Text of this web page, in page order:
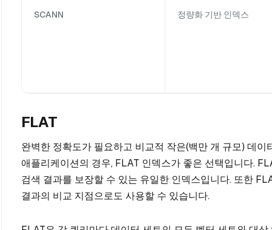
SCANN 정량화 기반 인덱스
FLAT
완벽한 정확도가 필요하고 비교적 작은(백만 개 규모) 데
애플리케이션의 경우, FLAT 인덱스가 좋은 선택입니다.
검색 결과를 보장할 수 있는 유일한 인덱스입니다. 또한
결과의 비교 지점으로도 사용할 수 있습니다.